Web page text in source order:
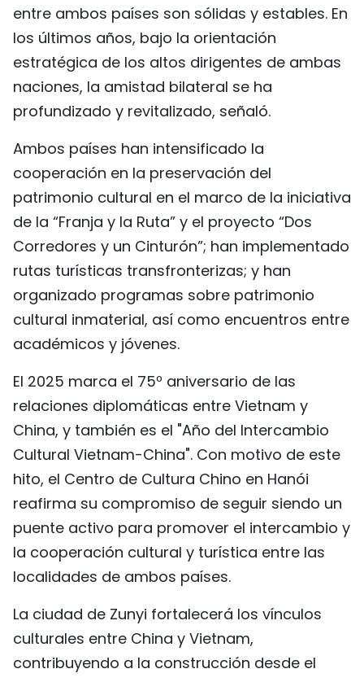
entre ambos países son sólidas y estables. En
los últimos años, bajo la orientación
estratégica de los altos dirigentes de ambas
naciones, la amistad bilateral se ha
profundizado y revitalizado, señaló.
Ambos países han intensificado la
cooperación en la preservación del
patrimonio cultural en el marco de la iniciativa
de la “Franja y la Ruta” y el proyecto “Dos
Corredores y un Cinturón”; han implementado
rutas turísticas transfronterizas; y han
organizado programas sobre patrimonio
cultural inmaterial, así como encuentros entre
académicos y jóvenes.
El 2025 marca el 75º aniversario de las
relaciones diplomáticas entre Vietnam y
China, y también es el "Año del Intercambio
Cultural Vietnam-China". Con motivo de este
hito, el Centro de Cultura Chino en Hanói
reafirma su compromiso de seguir siendo un
puente activo para promover el intercambio y
la cooperación cultural y turística entre las
localidades de ambos países.
La ciudad de Zunyi fortalecerá los vínculos
culturales entre China y Vietnam,
contribuyendo a la construcción desde el